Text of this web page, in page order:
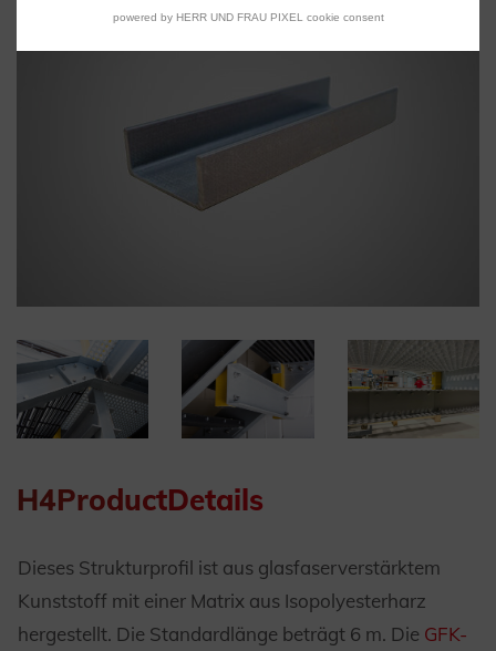
H4ProductDetails
Dieses Strukturprofil ist aus glasfaserverstärktem
Kunststoff mit einer Matrix aus Isopolyesterharz
hergestellt. Die Standardlänge beträgt 6 m. Die GFK-
powered by HERR UND FRAU PIXEL cookie consent